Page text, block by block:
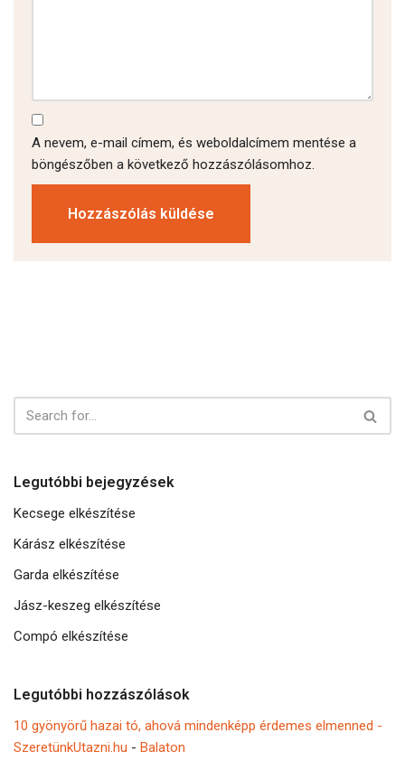
A nevem, e-mail címem, és weboldalcímem mentése a
böngészőben a következő hozzászólásomhoz.
Legutóbbi bejegyzések
Kecsege elkészítése
Kárász elkészítése
Garda elkészítése
Jász-keszeg elkészítése
Compó elkészítése
Legutóbbi hozzászólások
10 gyönyörű hazai tó, ahová mindenképp érdemes elmenned -
SzeretünkUtazni.hu - Balaton